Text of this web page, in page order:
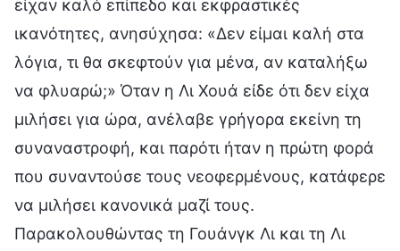
είχαν καλό επίπεδο και εκφραστικές
ικανότητες, ανησύχησα: «Δεν είμαι καλή στα
λόγια, τι θα σκεφτούν για μένα, αν καταλήξω
να φλυαρώ;» Όταν η Λι Χουά είδε ότι δεν είχα
μιλήσει για ώρα, ανέλαβε γρήγορα εκείνη τη
συναναστροφή, και παρότι ήταν η πρώτη φορά
που συναντούσε τους νεοφερμένους, κατάφερε
να μιλήσει κανονικά μαζί τους.
Παρακολουθώντας τη Γουάνγκ Λι και τη Λι